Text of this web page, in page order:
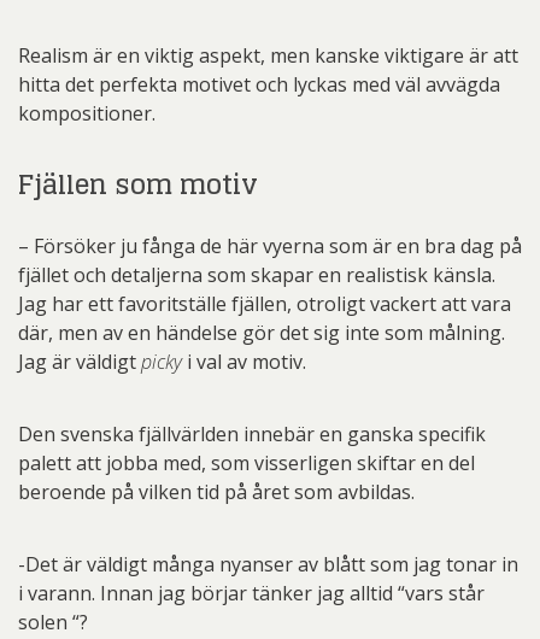
Realism är en viktig aspekt, men kanske viktigare är att
hitta det perfekta motivet och lyckas med väl avvägda
kompositioner.
Fjällen som motiv
– Försöker ju fånga de här vyerna som är en bra dag på
fjället och detaljerna som skapar en realistisk känsla.
Jag har ett favoritställe fjällen, otroligt vackert att vara
där, men av en händelse gör det sig inte som målning.
Jag är väldigtpickyi val av motiv.
Den svenska fjällvärlden innebär en ganska specifik
palett att jobba med, som visserligen skiftar en del
beroende på vilken tid på året som avbildas.
-Det är väldigt många nyanser av blått som jag tonar in
i varann. Innan jag börjar tänker jag alltid “vars står
solen “?